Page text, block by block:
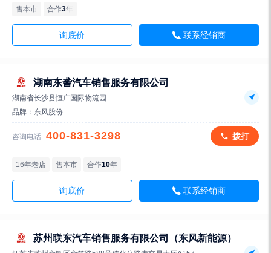
售本市 合作3年
询底价 联系经销商
湖南东詟汽车销售服务有限公司
湖南省长沙县恒广国际物流园
品牌： 东风股份
咨询电话 400-831-3298 拨打
16年老店 售本市 合作10年
询底价 联系经销商
苏州联东汽车销售服务有限公司（东风新能源）